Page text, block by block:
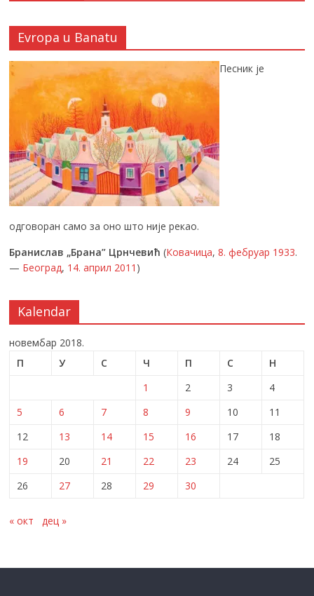
Evropa u Banatu
Песник је
одговоран само за оно што није рекао.
Бранислав „Брана” Црнчевић (Ковачица,8. фебруар 1933.
— Београд, 14. април 2011 )
Kalendar
новембар 2018.
П
У С Ч П С
Н
1
2 3
4
5
6 7 8 9 10
11
12
13 14 15 16 17
18
19
20 21 22 23 24
25
26
27 28 29 30
« окт дец »